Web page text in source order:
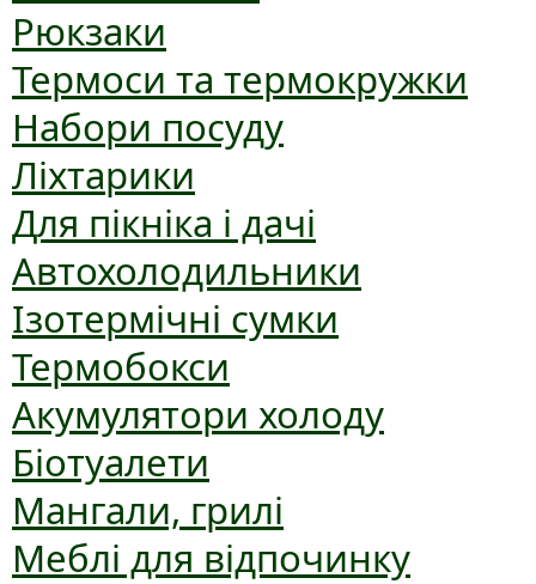
Рюкзаки
Термоси та термокружки
Набори посуду
Ліхтарики
Для пікніка і дачі
Автохолодильники
Ізотермічні сумки
Термобокси
Акумулятори холоду
Біотуалети
Мангали, грилі
Меблі для відпочинку